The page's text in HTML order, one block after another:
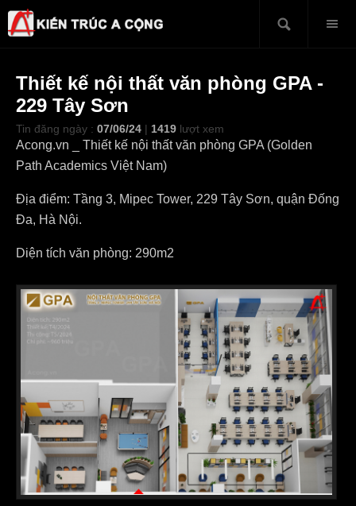
Thiết kế nội thất văn phòng GPA -
229 Tây Sơn
Tin đăng ngày : 07/06/24 | 1419 lượt xem
Acong.vn _ Thiết kế nội thất văn phòng GPA (Golden
Path Academics Việt Nam)
Địa điểm: Tầng 3, Mipec Tower, 229 Tây Sơn, quận Đống
Đa, Hà Nội.
Diện tích văn phòng: 290m2